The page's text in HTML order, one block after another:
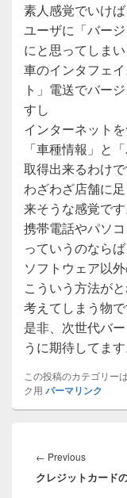
素人感覚でいけ
ユーザに「バー
にと思ってしまい
車のインタフェ
ト」電送でバー
すし
インターネット
「車種情報」と
取得出来るわけ
わざわざ店舗に
来そうな感覚です
携帯電話やパソ
っていうのなら
ソフトウェア以
こういう方法が
考えてしまう物で
是非、次世代バ
うに期待してます
この投稿のカテゴリーは
ク用 パーマリンク
稿
ナ
← PreviousPrevious
post:
クレジットカード